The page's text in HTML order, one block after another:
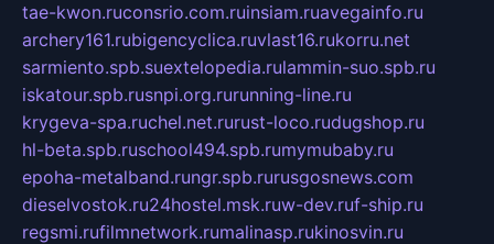
tae-kwon.ruconsrio.com.ruinsiam.ruavegainfo.ru
archery161.rubigencyclica.ruvlast16.rukorru.net
sarmiento.spb.suextelopedia.rulammin-suo.spb.ru
iskatour.spb.rusnpi.org.rurunning-line.ru
krygeva-spa.ruchel.net.rurust-loco.rudugshop.ru
hl-beta.spb.ruschool494.spb.rumymubaby.ru
epoha-metalband.rungr.spb.rurusgosnews.com
dieselvostok.ru24hostel.msk.ruw-dev.ruf-ship.ru
regsmi.rufilmnetwork.rumalinasp.rukinosvin.ru